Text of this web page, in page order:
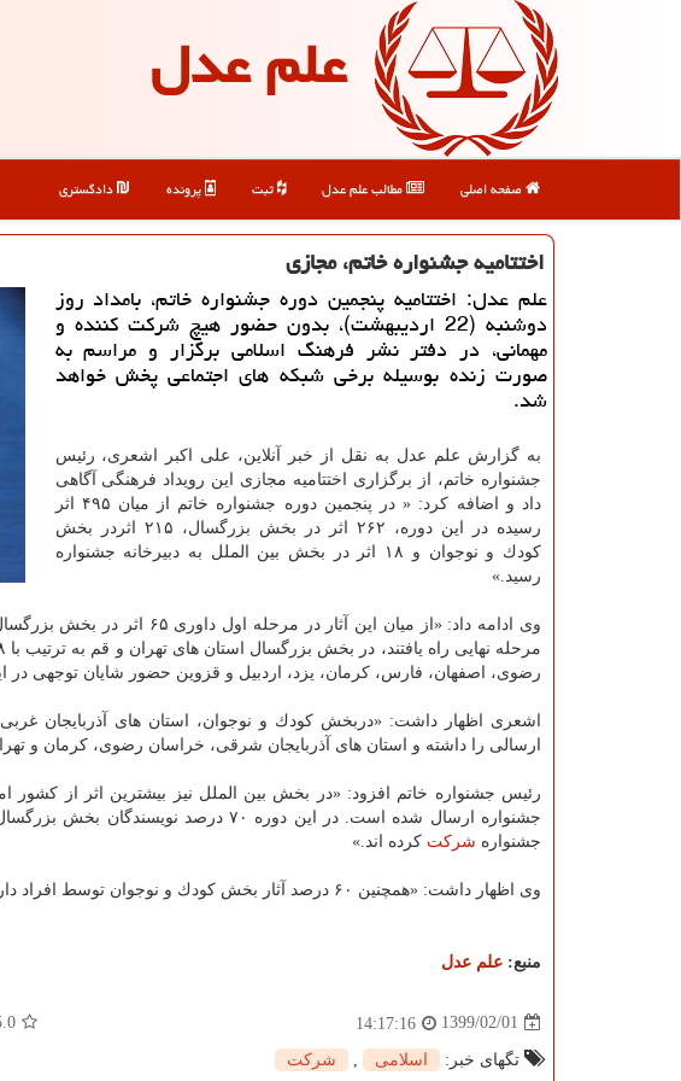
علم عدل
صفحه اصلی مطالب علم عدل ثبت پرونده دادگستری
اختتامیه جشنواره خاتم، مجازی
علم عدل: اختتامیه پنجمین دوره جشنواره خاتم، بامداد روز
دوشنبه (22 اردیبهشت)، بدون حضور هیچ شركت كننده و
مهمانی، در دفتر نشر فرهنگ اسلامی برگزار و مراسم به
صورت زنده بوسیله برخی شبكه های اجتماعی پخش خواهد
شد.
به گزارش علم عدل به نقل از خبر آنلاین، علی اكبر اشعری، رئیس
جشنواره خاتم، از برگزاری اختتامیه مجازی این رویداد فرهنگی آگاهی
داد و اضافه كرد: « در پنجمین دوره جشنواره خاتم از میان ۴۹۵ اثر
رسیده در این دوره، ۲۶۲ اثر در بخش بزرگسال، ۲۱۵ اثردر بخش
كودك و نوجوان و ۱۸ اثر در بخش بین الملل به دبیرخانه جشنواره
رسید.»
رضوی، اصفهان، فارس، كرمان، یزد، اردبیل و قزوین حضور شایان توجهی در
ارسالی را داشته و استان های آذربایجان شرقی، خراسان رضوی، كرمان و
رئیس جشنواره خاتم افزود: «در بخش بین الملل نیز بیشترین اثر از كشور
جشنواره شركت كرده اند.»
وی اظهار داشت: «همچنین ۶۰ درصد آثار بخش كودك و نوجوان توسط افراد دارای سن ۹ تا ۱۶ سال نوشته اند.»
منبع: علم عدل
1399/02/01
14:17:16
تگهای خبر: اسلامی شركت